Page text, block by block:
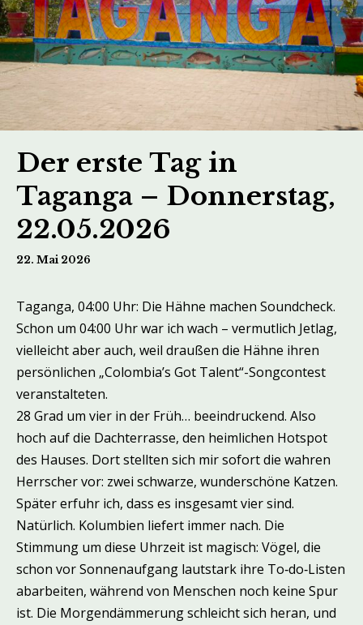
Der erste Tag in
Taganga – Donnerstag,
22.05.2026
22. Mai 2026
Taganga, 04:00 Uhr: Die Hähne machen Soundcheck.
Schon um 04:00 Uhr war ich wach – vermutlich Jetlag,
vielleicht aber auch, weil draußen die Hähne ihren
persönlichen „Colombia’s Got Talent“-Songcontest
veranstalteten.
28 Grad um vier in der Früh… beeindruckend. Also
hoch auf die Dachterrasse, den heimlichen Hotspot
des Hauses. Dort stellten sich mir sofort die wahren
Herrscher vor: zwei schwarze, wunderschöne Katzen.
Später erfuhr ich, dass es insgesamt vier sind.
Natürlich. Kolumbien liefert immer nach. Die
Stimmung um diese Uhrzeit ist magisch: Vögel, die
schon vor Sonnenaufgang lautstark ihre To‑do‑Listen
abarbeiten, während von Menschen noch keine Spur
ist. Die Morgendämmerung schleicht sich heran, und